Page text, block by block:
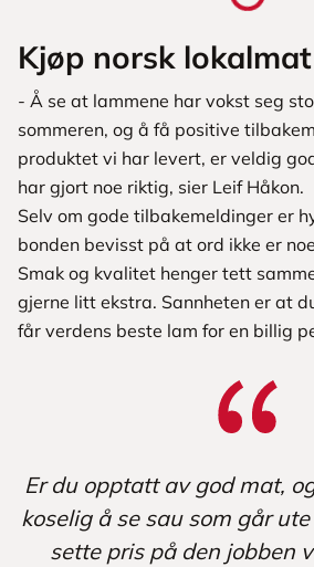
Kjøp norsk lokalmat
- Å se at lammene har vokst seg
sommeren, og å få positive
produktet vi har levert, er veldig
har gjort noe riktig, sier Leif Håkon.
Selv om gode tilbakemeldinger er
bonden bevisst på at ord ikke er
Smak og kvalitet henger tett
gjerne litt ekstra. Sannheten er at
får verdens beste lam for en billig
Er du opptatt av god mat,
koselig å se sau som går
sette pris på den jobben